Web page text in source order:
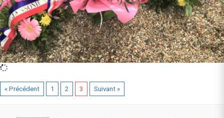
« Précédent 1 2 3 Suivant »